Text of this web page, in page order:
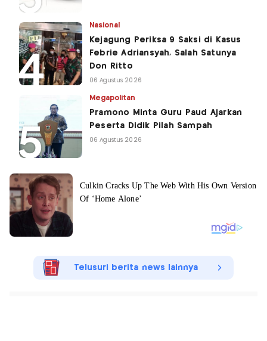
Nasional
Kejagung Periksa 9 Saksi di Kasus
Febrie Adriansyah, Salah Satunya
Don Ritto
06 Agustus 2026
Megapolitan
Pramono Minta Guru Paud Ajarkan
Peserta Didik Pilah Sampah
06 Agustus 2026
Telusuri berita news lainnya